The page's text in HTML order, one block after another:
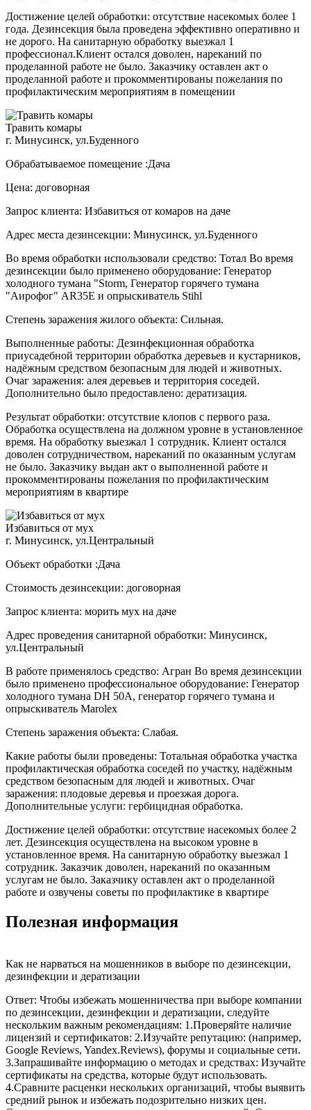
Достижение целей обработки: отсутствие насекомых более 1
года. Дезинсекция была проведена эффективно оперативно и
не дорого. На санитарную обработку выезжал 1
профессионал.Клиент остался доволен, нареканий по
проделанной работе не было. Заказчику оставлен акт о
проделанной работе и прокомментированы пожелания по
профилактическим мероприятиям в помещении
Травить комары
г. Минусинск, ул.Буденного
Обрабатываемое помещение :Дача
Цена: договорная
Запрос клиента: Избавиться от комаров на даче
Адрес места дезинсекции: Минусинск, ул.Буденного
Во время обработки использовали средство: Тотал Во время
дезинсекции было применено оборудование: Генератор
холодного тумана "Storm, Генератор горячего тумана
"Аирофог" AR35E и опрыскиватель Stihl
Степень заражения жилого объекта: Сильная.
Выполненные работы: Дезинфекционная обработка
приусадебной территории обработка деревьев и кустарников,
надёжным средством безопасным для людей и животных.
Очаг заражения: алея деревьев и территория соседей.
Дополнительно было предоставлено: дератизация.
Результат обработки: отсутствие клопов с первого раза.
Обработка осуществлена на должном уровне в установленное
время. На обработку выезжал 1 сотрудник. Клиент остался
доволен сотрудничеством, нареканий по оказанным услугам
не было. Заказчику выдан акт о выполненной работе и
прокомментированы пожелания по профилактическим
мероприятиям в квартире
Избавиться от мух
г. Минусинск, ул.Центральный
Объект обработки :Дача
Стоимость дезинсекции: договорная
Запрос клиента: морить мух на даче
Адрес проведения санитарной обработки: Минусинск,
ул.Центральный
В работе применялось средство: Агран Во время дезинсекции
было применено профессиональное оборудование: Генератор
холодного тумана DH 50A, генератор горячего тумана и
опрыскиватель Marolex
Степень заражения объекта: Слабая.
Какие работы были проведены: Тотальная обработка участка
профилактическая обработка соседей по участку, надёжным
средством безопасным для людей и животных. Очаг
заражения: плодовые деревья и проезжая дорога.
Дополнительные услуги: гербицидная обработка.
Достижение целей обработки: отсутствие насекомых более 2
лет. Дезинсекция осуществлена на высоком уровне в
установленное время. На санитарную обработку выезжал 1
сотрудник. Заказчик доволен, нареканий по оказанным
услугам не было. Заказчику оставлен акт о проделанной
работе и озвучены советы по профилактике в квартире
Полезная информация
Как не нарваться на мошенников в выборе по дезинсекции,
дезинфекции и дератизации
Ответ: Чтобы избежать мошенничества при выборе компании
по дезинсекции, дезинфекции и дератизации, следуйте
нескольким важным рекомендациям: 1.Проверяйте наличие
лицензий и сертификатов: 2.Изучайте репутацию: (например,
Google Reviews, Yandex.Reviews), форумы и социальные сети.
3.Запрашивайте информацию о методах и средствах: Изучайте
сертификаты на средства, которые будут использовать.
4.Сравните расценки нескольких организаций, чтобы выявить
средний рынок и избежать подозрительно низких цен.